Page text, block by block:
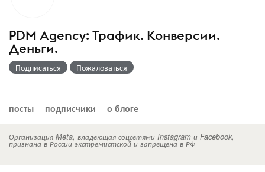
PDM Agency: Трафик. Конверсии.
Деньги.
Подписаться Пожаловаться
посты подписчики о блоге
Организация Meta, владеющая соцсетями Instagram и Facebook,
признана в России экстремистской и запрещена в РФ